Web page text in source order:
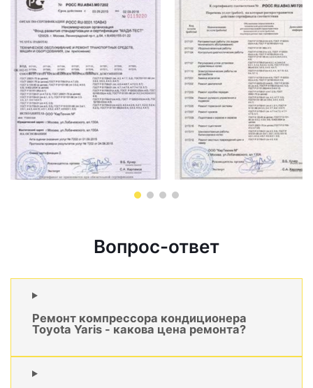
Вопрос-ответ
Ремонт компрессора кондиционера
Toyota Yaris - какова цена ремонта?